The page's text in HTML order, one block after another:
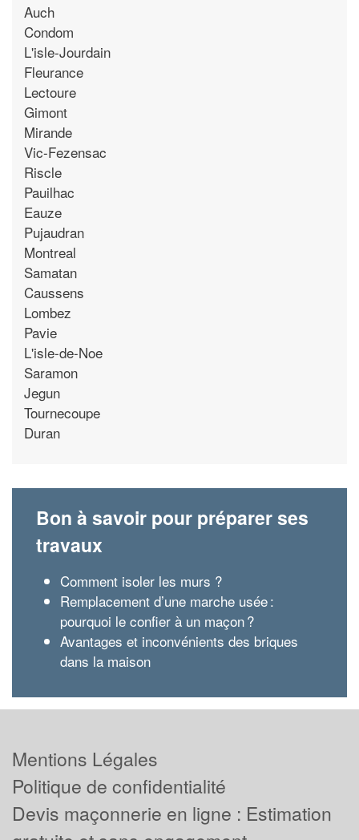
Auch
Condom
L'isle-Jourdain
Fleurance
Lectoure
Gimont
Mirande
Vic-Fezensac
Riscle
Pauilhac
Eauze
Pujaudran
Montreal
Samatan
Caussens
Lombez
Pavie
L'isle-de-Noe
Saramon
Jegun
Tournecoupe
Duran
Bon à savoir pour préparer ses
travaux
Comment isoler les murs ?
Remplacement d’une marche usée :
pourquoi le confier à un maçon ?
Avantages et inconvénients des briques
dans la maison
Mentions Légales
Politique de confidentialité
Devis maçonnerie en ligne : Estimation